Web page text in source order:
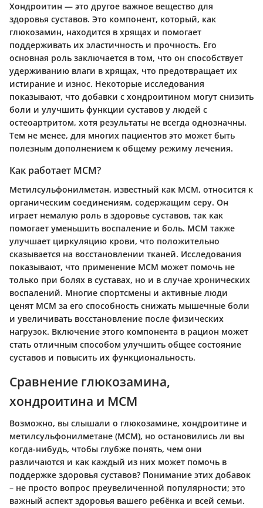
Хондроитин — это другое важное вещество для
здоровья суставов. Это компонент, который, как
глюкозамин, находится в хрящах и помогает
поддерживать их эластичность и прочность. Его
основная роль заключается в том, что он способствует
удерживанию влаги в хрящах, что предотвращает их
истирание и износ. Некоторые исследования
показывают, что добавки с хондроитином могут снизить
боли и улучшить функции суставов у людей с
остеоартритом, хотя результаты не всегда однозначны.
Тем не менее, для многих пациентов это может быть
полезным дополнением к общему режиму лечения.
Как работает МСМ?
Метилсульфонилметан, известный как МСМ, относится к
органическим соединениям, содержащим серу. Он
играет немалую роль в здоровье суставов, так как
помогает уменьшить воспаление и боль. МСМ также
улучшает циркуляцию крови, что положительно
сказывается на восстановлении тканей. Исследования
показывают, что применение МСМ может помочь не
только при болях в суставах, но и в случае хронических
воспалений. Многие спортсмены и активные люди
ценят МСМ за его способность снижать мышечные боли
и увеличивать восстановление после физических
нагрузок. Включение этого компонента в рацион может
стать отличным способом улучшить общее состояние
суставов и повысить их функциональность.
Сравнение глюкозамина,
хондроитина и МСМ
Возможно, вы слышали о глюкозамине, хондроитине и
метилсульфонилметане (МСМ), но остановились ли вы
когда-нибудь, чтобы глубже понять, чем они
различаются и как каждый из них может помочь в
поддержке здоровья суставов? Понимание этих добавок
– не просто вопрос преувеличенной популярности; это
важный аспект здоровья вашего ребёнка и всей семьи.